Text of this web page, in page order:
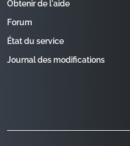
Obtenir de l'aide
Forum
État du service
Journal des modifications